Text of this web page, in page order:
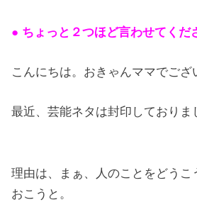
● ちょっと２つほど言わせてくだ
こんにちは。おきゃんママでござ
最近、芸能ネタは封印しておりま
理由は、まぁ、人のことをどうこ
おこうと。